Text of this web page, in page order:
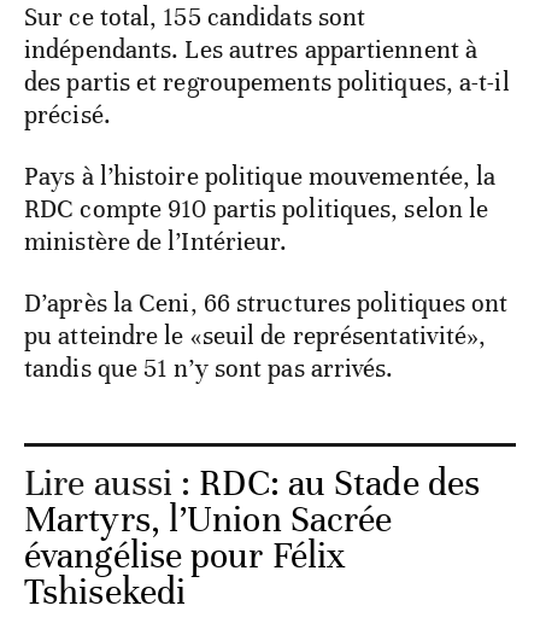
Sur ce total, 155 candidats sont
indépendants. Les autres appartiennent à
des partis et regroupements politiques, a-t-il
précisé.
Pays à l’histoire politique mouvementée, la
RDC compte 910 partis politiques, selon le
ministère de l’Intérieur.
D’après la Ceni, 66 structures politiques ont
pu atteindre le «seuil de représentativité»,
tandis que 51 n’y sont pas arrivés.
Lire aussi : RDC: au Stade des
Martyrs, l’Union Sacrée
évangélise pour Félix
Tshisekedi